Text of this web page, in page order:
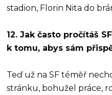
stadion, Florin Nita do
12. Jak často pročítáš
k tomu, abys sám
Teď už na SF téměř
stránku, bohužel práce,